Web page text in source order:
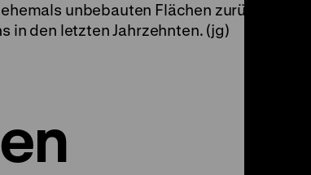
unbebauten Flächen zurück
in den letzten Jahrzehnten. (jg)